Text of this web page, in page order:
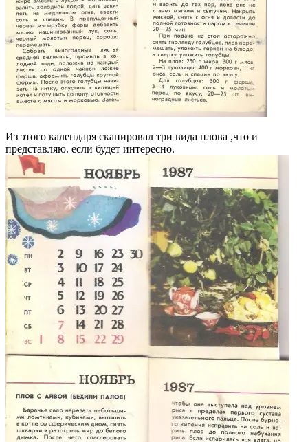
Из этого календаря сканировал три вида плова ,что и
представляю. если будет интересно.